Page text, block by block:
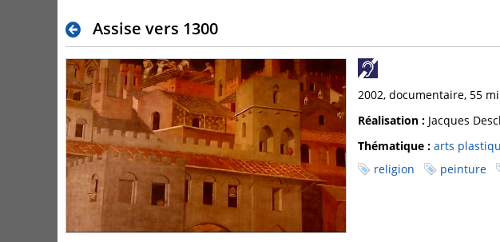
Assise vers 1300
2002, documentaire, 55
Réalisation : Jacques
Thématique : arts
religion
peinture